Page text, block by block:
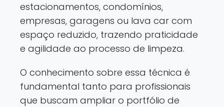
estacionamentos, condomínios,
empresas, garagens ou lava car com
espaço reduzido, trazendo praticidade
e agilidade ao processo de limpeza.
O conhecimento sobre essa técnica é
fundamental tanto para profissionais
que buscam ampliar o portfólio de